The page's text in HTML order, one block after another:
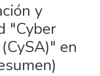
y
"Cyber
en